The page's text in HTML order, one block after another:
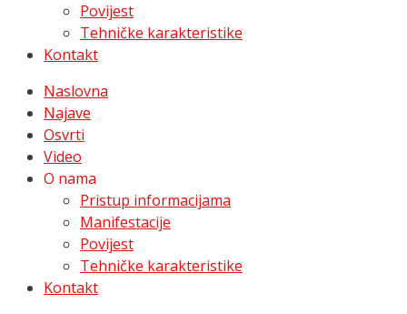
Povijest
Tehničke karakteristike
Kontakt
Naslovna
Najave
Osvrti
Video
O nama
Pristup informacijama
Manifestacije
Povijest
Tehničke karakteristike
Kontakt